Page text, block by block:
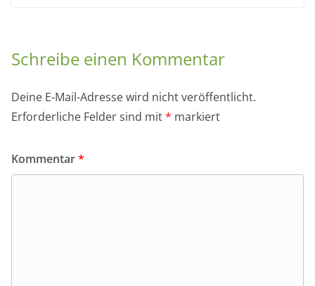
Schreibe einen Kommentar
Deine E-Mail-Adresse wird nicht veröffentlicht.
Erforderliche Felder sind mit* markiert
Kommentar*